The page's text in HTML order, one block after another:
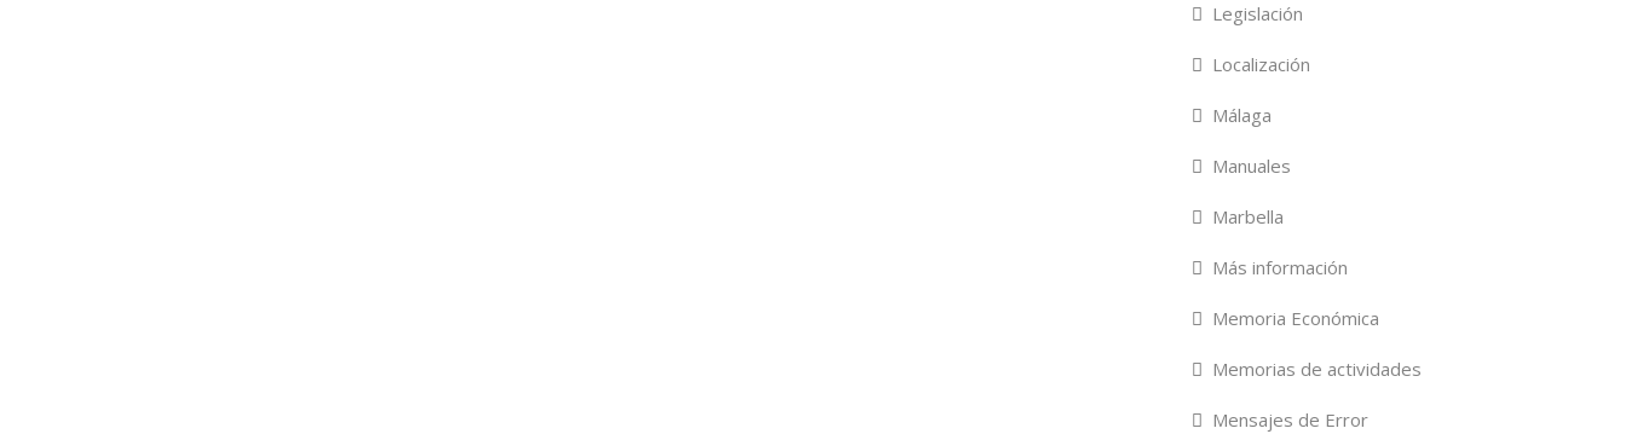
Legislación
Localización
Málaga
Manuales
Marbella
Más información
Memoria Económica
Memorias de actividades
Mensajes de Error